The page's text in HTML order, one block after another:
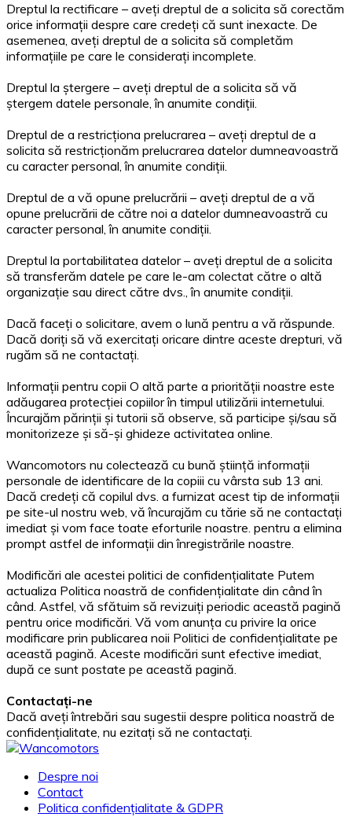
Dreptul la rectificare – aveți dreptul de a solicita să corectăm
orice informații despre care credeți că sunt inexacte. De
asemenea, aveți dreptul de a solicita să completăm
informațiile pe care le considerați incomplete.
Dreptul la ștergere – aveți dreptul de a solicita să vă
ștergem datele personale, în anumite condiții.
Dreptul de a restricționa prelucrarea – aveți dreptul de a
solicita să restricționăm prelucrarea datelor dumneavoastră
cu caracter personal, în anumite condiții.
Dreptul de a vă opune prelucrării – aveți dreptul de a vă
opune prelucrării de către noi a datelor dumneavoastră cu
caracter personal, în anumite condiții.
Dreptul la portabilitatea datelor – aveți dreptul de a solicita
să transferăm datele pe care le-am colectat către o altă
organizație sau direct către dvs., în anumite condiții.
Dacă faceți o solicitare, avem o lună pentru a vă răspunde.
Dacă doriți să vă exercitați oricare dintre aceste drepturi, vă
rugăm să ne contactați.
Informații pentru copii O altă parte a priorității noastre este
adăugarea protecției copiilor în timpul utilizării internetului.
Încurajăm părinții și tutorii să observe, să participe și/sau să
monitorizeze și să-și ghideze activitatea online.
Wancomotors nu colectează cu bună știință informații
personale de identificare de la copiii cu vârsta sub 13 ani.
Dacă credeți că copilul dvs. a furnizat acest tip de informații
pe site-ul nostru web, vă încurajăm cu tărie să ne contactați
imediat și vom face toate eforturile noastre. pentru a elimina
prompt astfel de informații din înregistrările noastre.
Modificări ale acestei politici de confidențialitate Putem
actualiza Politica noastră de confidențialitate din când în
când. Astfel, vă sfătuim să revizuiți periodic această pagină
pentru orice modificări. Vă vom anunța cu privire la orice
modificare prin publicarea noii Politici de confidențialitate pe
această pagină. Aceste modificări sunt efective imediat,
după ce sunt postate pe această pagină.
Contactați-ne
Dacă aveți întrebări sau sugestii despre politica noastră de
confidențialitate, nu ezitați să ne contactați.
Despre noi
Contact
Politica confidențialitate & GDPR